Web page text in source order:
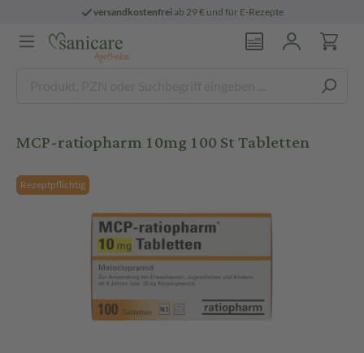
versandkostenfreiab 29 € und für E-Rezepte
MCP-ratiopharm 10mg 100 St Tabletten
Rezeptpflichtig